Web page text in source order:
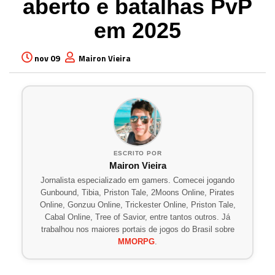
aberto e batalhas PvP
em 2025
nov 09 Mairon Vieira
ESCRITO POR
Mairon Vieira
Jornalista especializado em gamers. Comecei jogando
Gunbound, Tibia, Priston Tale, 2Moons Online, Pirates
Online, Gonzuu Online, Trickester Online, Priston Tale,
Cabal Online, Tree of Savior, entre tantos outros. Já
trabalhou nos maiores portais de jogos do Brasil sobre
MMORPG